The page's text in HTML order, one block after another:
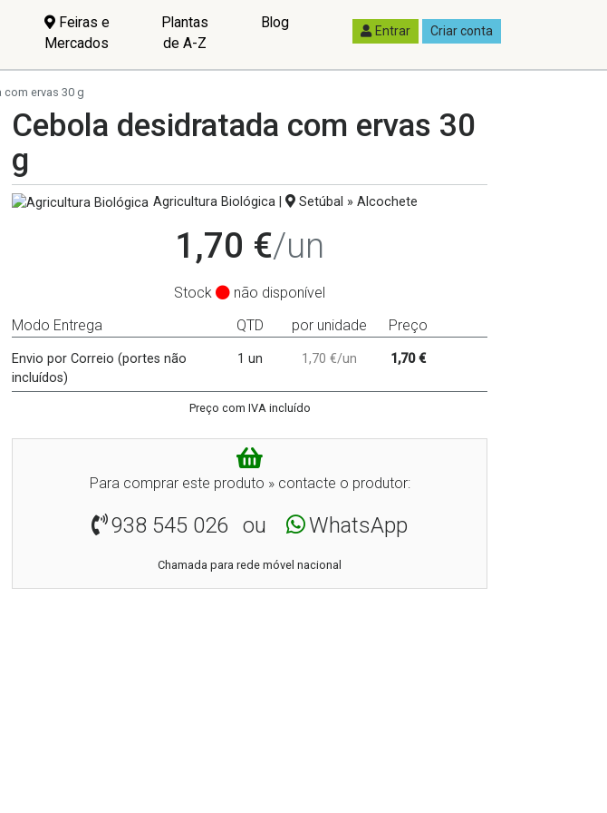
Feiras e
Mercados
Plantas
de A-Z
Blog Entrar Criar conta
ervas 30 g
Cebola desidratada com ervas 30
g
Agricultura Biológica| Setúbal » Alcochete
1,70 €/un
Stock
não disponível
Modo Entrega
QTD por unidade Preço
Envio por Correio (portes não
incluídos)
1 un 1,70 €/un 1,70 €
Preço com IVA incluído
Para comprar este produto » contacte o produtor:
938 545 026 ou WhatsApp
Chamada para rede móvel nacional